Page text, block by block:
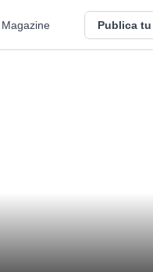
Magazine Publica